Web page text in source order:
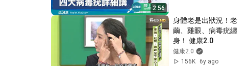
42
鼻敏困擾生活 隨身一支AQ減
痛楚
AQ Bio Technology Group Limited
十年用家真情分享 感激AQ舒
緩病母痛楚
AQ Bio Technology Group Limited
2:56
身體老是出狀況！老
繭、雞眼、病毒疣纏
身！ 健康2.0
健康2.0
156K
6y ago